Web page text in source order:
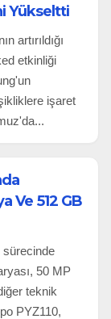
Yükseltti
artırıldığı
etkinliği
işaret
Ve 512 GB
sürecinde
50 MP
teknik
PYZ110,